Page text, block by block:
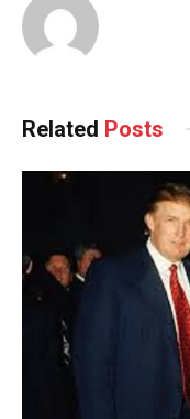
Related Posts